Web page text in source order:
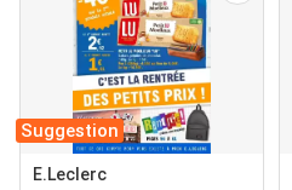
Suggestion
E.Leclerc